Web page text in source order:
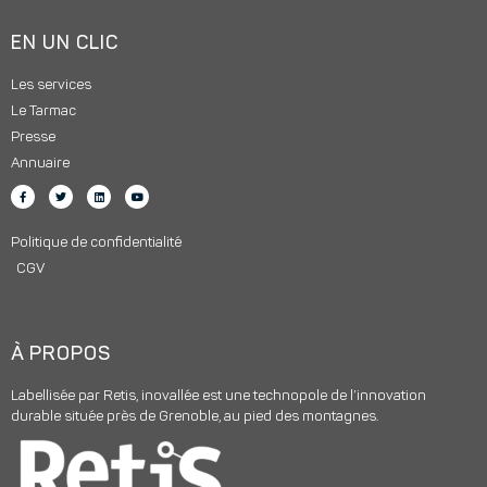
EN UN CLIC
Les services
Le Tarmac
Presse
Annuaire
Politique de confidentialité
CGV
À PROPOS
Labellisée par Retis, inovallée est une technopole de l’innovation
durable située près de Grenoble, au pied des montagnes.